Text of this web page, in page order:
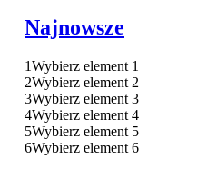
Najnowsze
1Wybierz element 1
2Wybierz element 2
3Wybierz element 3
4Wybierz element 4
5Wybierz element 5
6Wybierz element 6